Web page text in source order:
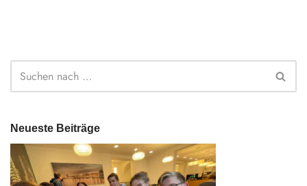
Neueste Beiträge